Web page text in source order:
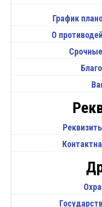
График
О